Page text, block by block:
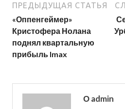
ПРЕДЫДУЩАЯ СТАТЬЯ
«Оппенгеймер»
Кристофера Нолана
поднял квартальную
прибыль Imax
О admin